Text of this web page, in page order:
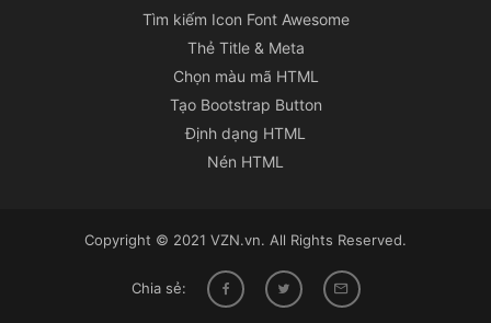
Tìm kiếm Icon Font Awesome
Thẻ Title & Meta
Chọn màu mã HTML
Tạo Bootstrap Button
Định dạng HTML
Nén HTML
Copyright © 2021 VZN.vn. All Rights Reserved.
Chia sẻ: